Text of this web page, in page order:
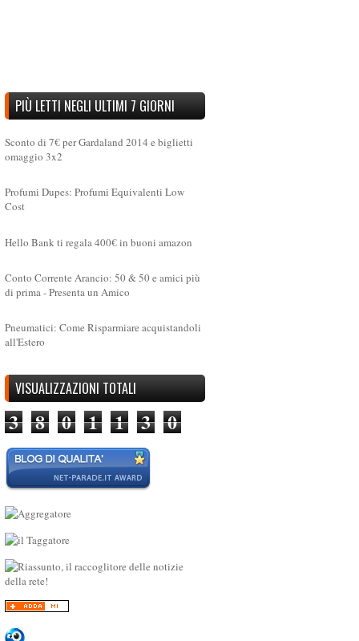
PIÙ LETTI NEGLI ULTIMI 7 GIORNI
Sconto di 7€ per Gardaland 2014 e biglietti
omaggio 3x2
Profumi Dupes: Profumi Equivalenti Low
Cost
Hello Bank ti regala 400€ in buoni amazon
Conto Corrente Arancio: 50 & 50 e amici più
di prima - Presenta un Amico
Pneumatici: Come Risparmiare acquistandoli
all'Estero
VISUALIZZAZIONI TOTALI
3 8 0 1 1 3 0